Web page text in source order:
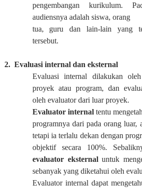
pengembangan kurikulum.
audiensnya adalah siswa, orang
tua, guru dan lain-lain yang
tersebut.
2. Evaluasi internal dan eksternal
Evaluasi internal dilakukan
proyek atau program, dan
oleh evaluator dari luar proyek.
Evaluator internaltentu
programnya dari pada orang luar,
tetapi ia terlalu dekan dengan
objektif secara 100%.
evaluator eksternaluntuk
sebanyak yang diketahui oleh
Evaluator internal dapat